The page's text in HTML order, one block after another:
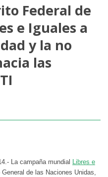
Federal de
e Iguales a
y la no
las
La campaña mundial Libres e
de las Naciones Unidas,